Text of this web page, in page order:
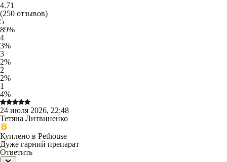
4.71
(250 отзывов)
5
89%
4
3%
3
2%
2
2%
1
4%
24 июля 2026, 22:48
Тетяна Литвиненко
Куплено в Pethouse
Дуже гарний препарат
Ответить